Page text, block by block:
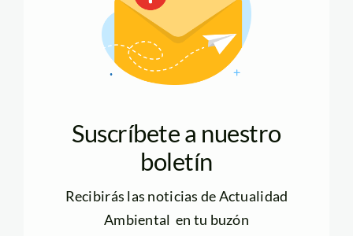
Suscríbete a nuestro
boletín
Recibirás las noticias de Actualidad
Ambiental en tu buzón